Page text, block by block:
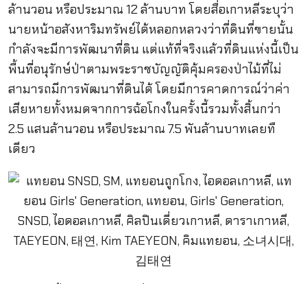
ล้านวอน หรือประมาณ 12 ล้านบาท โดยสื่อเกาหลีระบุว่า
นายหน้าอสังหาริมทรัพย์ได้หลอกหลวงว่าที่ดินที่ขายนั้น
กำลังจะมีการพัฒนาที่ดิน แต่แท้ที่จริงแล้วที่ดินแห่งนี้เป็น
พื้นที่อนุรักษ์ป่าตามพระราชบัญญัติคุ้มครองป่าไม้ที่ไม่
สามารถมีการพัฒนาที่ดินได้ โดยมีการคาดการณ์ว่าค่า
เสียหายทั้งหมดจากการฉ้อโกงในครั้งนี้รวมทั้งสิ้นกว่า
2.5 แสนล้านวอน หรือประมาณ 7.5 พันล้านบาทเลยทื
เดียว